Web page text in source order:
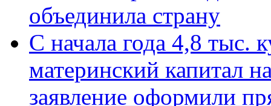
объединила страну
С начала года 4,8 тыс.
материнский капитал
заявление оформили